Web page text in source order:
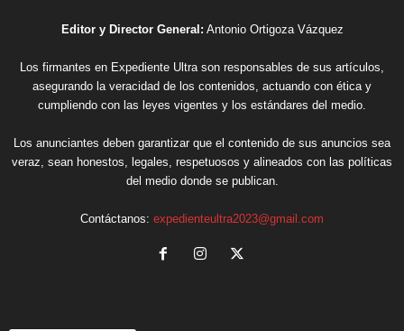
Editor y Director General: Antonio Ortigoza Vázquez
Los firmantes en Expediente Ultra son responsables de sus artículos,
asegurando la veracidad de los contenidos, actuando con ética y
cumpliendo con las leyes vigentes y los estándares del medio.
Los anunciantes deben garantizar que el contenido de sus anuncios sea
veraz, sean honestos, legales, respetuosos y alineados con las políticas
del medio donde se publican.
Contáctanos: expedienteultra2023@gmail.com